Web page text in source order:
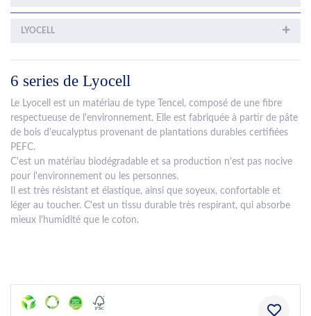
LYOCELL
6 series de Lyocell
Le Lyocell est un matériau de type Tencel, composé de une fibre
respectueuse de l'environnement. Elle est fabriquée à partir de pâte
de bois d'eucalyptus provenant de plantations durables certifiées
PEFC.
C'est un matériau biodégradable et sa production n'est pas nocive
pour l'environnement ou les personnes.
Il est très résistant et élastique, ainsi que soyeux, confortable et
léger au toucher. C'est un tissu durable très respirant, qui absorbe
mieux l'humidité que le coton.